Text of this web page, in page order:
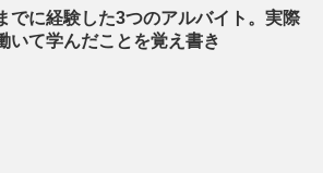
でに経験した3つのアルバイト。実際
いて学んだことを覚え書き